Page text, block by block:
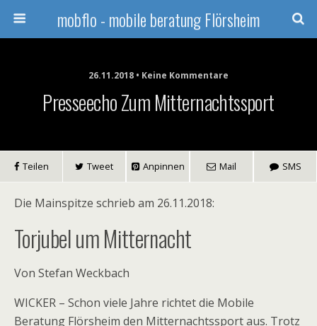
mobflo - mobile beratung Flörsheim
26.11.2018 • Keine Kommentare
Presseecho Zum Mitternachtssport
Teilen Tweet Anpinnen Mail SMS
Die Mainspitze schrieb am 26.11.2018:
Torjubel um Mitternacht
Von Stefan Weckbach
WICKER – Schon viele Jahre richtet die Mobile
Beratung Flörsheim den Mitternachtssport aus. Trotz